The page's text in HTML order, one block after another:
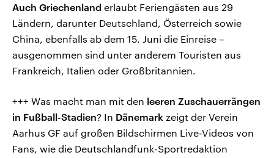
Auch Griechenland erlaubt Feriengästen aus 29
Ländern, darunter Deutschland, Österreich sowie
China, ebenfalls ab dem 15. Juni die Einreise –
ausgenommen sind unter anderem Touristen aus
Frankreich, Italien oder Großbritannien.
+++ Was macht man mit den leeren Zuschauerrängen
in Fußball-Stadien? In Dänemark zeigt der Verein
Aarhus GF auf großen Bildschirmen Live-Videos von
Fans, wie die Deutschlandfunk-Sportredaktion